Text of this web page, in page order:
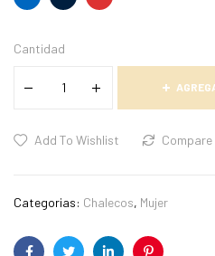
Cantidad
Add To Wishlist Compare
Categorias: Chalecos, Mujer